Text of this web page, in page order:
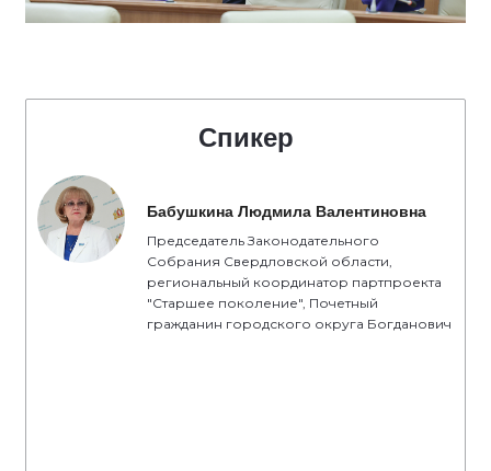
Спикер
Бабушкина Людмила Валентиновна
Председатель Законодательного
Собрания Свердловской области,
региональный координатор партпроекта
"Старшее поколение", Почетный
гражданин городского округа Богданович